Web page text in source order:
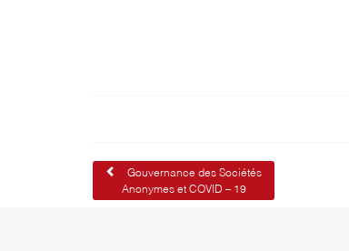
Navigation
de
Gouvernance des Sociétés
Anonymes et COVID – 19